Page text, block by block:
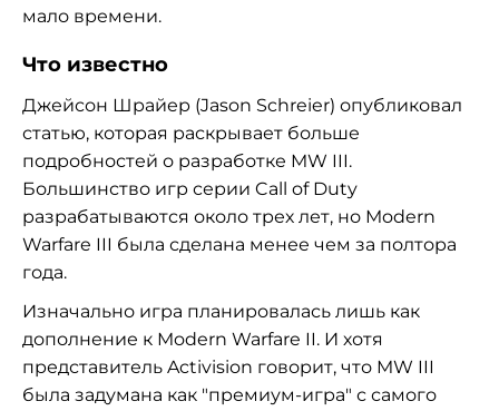
мало времени.
Что известно
Джейсон Шрайер (Jason Schreier) опубликовал
статью, которая раскрывает больше
подробностей о разработке MW III.
Большинство игр серии Call of Duty
разрабатываются около трех лет, но Modern
Warfare III была сделана менее чем за полтора
года.
Изначально игра планировалась лишь как
дополнение к Modern Warfare II. И хотя
представитель Activision говорит, что MW III
была задумана как "премиум-игра" с самого